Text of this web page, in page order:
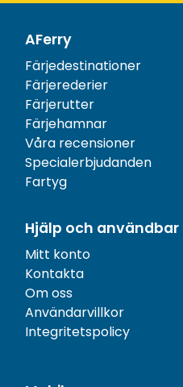
AFerry
Färjedestinationer
Färjerederier
Färjerutter
Färjehamnar
Våra recensioner
Specialerbjudanden
Fartyg
Hjälp och
Mitt konto
Kontakta
Om oss
Användarvillkor
Integritetspolicy